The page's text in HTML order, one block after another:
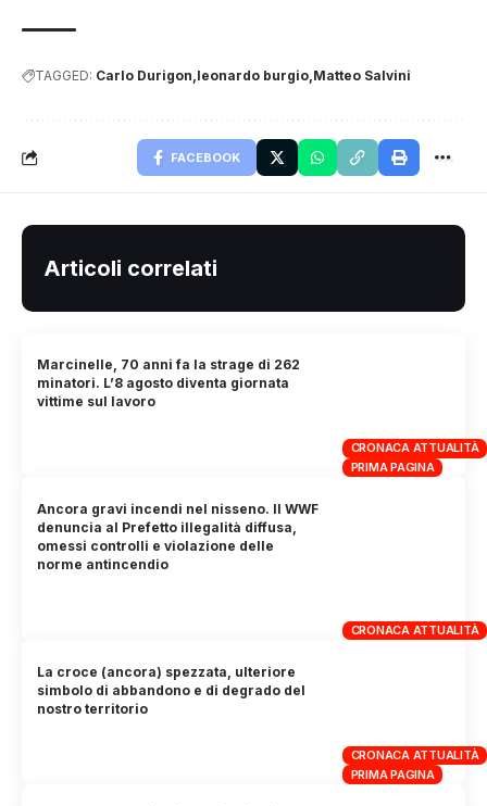
TAGGED: Carlo Durigon leonardo burgio Matteo Salvini
FACEBOOK
Articoli correlati
CRONACA ATTUALITÀ
PRIMA PAGINA
Marcinelle, 70 anni fa la strage di 262
minatori. L’8 agosto diventa giornata
vittime sul lavoro
CRONACA ATTUALITÀ
Ancora gravi incendi nel nisseno. Il WWF
denuncia al Prefetto illegalità diffusa,
omessi controlli e violazione delle
norme antincendio
CRONACA ATTUALITÀ
PRIMA PAGINA
La croce (ancora) spezzata, ulteriore
simbolo di abbandono e di degrado del
nostro territorio